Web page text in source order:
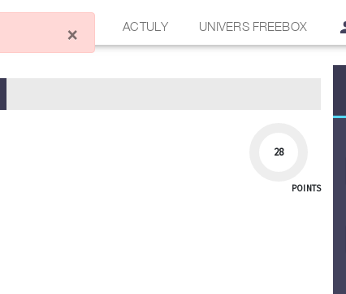
ACTULY UNIVERS FREEBOX
28
POINTS
×